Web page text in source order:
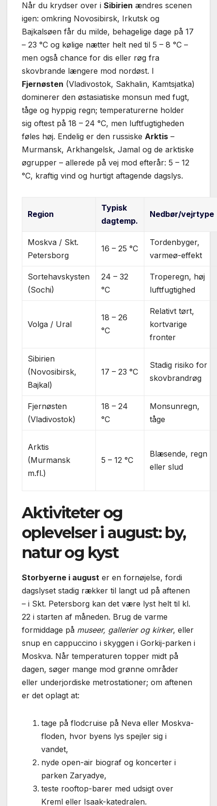
Når du krydser over i Sibirien ændres scenen
igen: omkring Novosibirsk, Irkutsk og
Bajkalsøen får du milde, behagelige dage på 17
– 23 °C og kølige nætter helt ned til 5 – 8 °C –
men også chance for dis eller røg fra
skovbrande længere mod nordøst. I
Fjernøsten (Vladivostok, Sakhalin, Kamtsjatka)
dominerer den østasiatiske monsun med fugt,
tåge og hyppig regn; temperaturerne holder
sig oftest på 18 – 24 °C, men luftfugtigheden
føles høj. Endelig er den russiske Arktis –
Murmansk, Arkhangelsk, Jamal og de arktiske
øgrupper – allerede på vej mod efterår: 5 – 12
°C, kraftig vind og hurtigt aftagende dagslys.
Region
Typisk
dagtemp.
Nedbør/vejrtype
Moskva / Skt.
Petersborg
16 – 25 °C
Tordenbyger,
varmeø-effekt
Sortehavskysten
(Sochi)
24 – 32
°C
Troperegn, høj
luftfugtighed
Volga / Ural
18 – 26
°C
Relativt tørt,
kortvarige
fronter
Sibirien
(Novosibirsk,
Bajkal)
17 – 23 °C
Stadig risiko for
skovbrandrøg
Fjernøsten
(Vladivostok)
18 – 24
°C
Monsunregn,
tåge
Arktis
(Murmansk
m.fl.)
5 – 12 °C
Blæsende, regn
eller slud
Aktiviteter og
oplevelser i august: by,
natur og kyst
Storbyerne i august er en fornøjelse, fordi
dagslyset stadig rækker til langt ud på aftenen
– i Skt. Petersborg kan det være lyst helt til kl.
22 i starten af måneden. Brug de varme
formiddage på museer, gallerier og kirker, eller
snup en cappuccino i skyggen i Gorkij-parken i
Moskva. Når temperaturen topper midt på
dagen, søger mange mod grønne områder
eller underjordiske metrostationer; om aftenen
er det oplagt at:
tage på flodcruise på Neva eller Moskva-
floden, hvor byens lys spejler sig i
vandet,
nyde open-air biograf og koncerter i
parken Zaryadye,
teste rooftop-barer med udsigt over
Kreml eller Isaak-katedralen.